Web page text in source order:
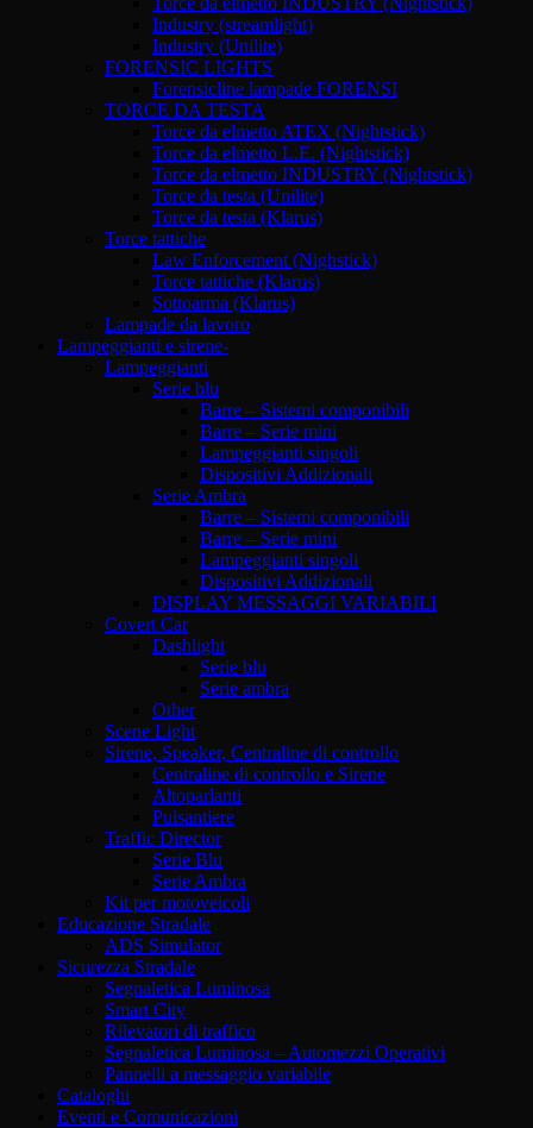
Industry (streamlight)
Industry (Unilite)
FORENSIC LIGHTS
Forensicline lampade FORENSI
TORCE DA TESTA
Torce da elmetto ATEX (Nightstick)
Torce da elmetto L.E. (Nightstick)
Torce da elmetto INDUSTRY (Nightstick)
Torce da testa (Unilite)
Torce da testa (Klarus)
Torce tattiche
Law Enforcement (Nighstick)
Torce tattiche (Klarus)
Sottoarma (Klarus)
Lampade da lavoro
Lampeggianti e sirene-
Lampeggianti
Serie blu
Barre – Sistemi componibili
Barre – Serie mini
Lampeggianti singoli
Dispositivi Addizionali
Serie Ambra
Barre – Sistemi componibili
Barre – Serie mini
Lampeggianti singoli
Dispositivi Addizionali
DISPLAY MESSAGGI VARIABILI
Covert Car
Dashlight
Serie blu
Serie ambra
Other
Scene Light
Sirene, Speaker, Centraline di controllo
Centraline di controllo e Sirene
Altoparlanti
Pulsantiere
Traffic Director
Serie Blu
Serie Ambra
Kit per motoveicoli
Educazione Stradale
ADS Simulator
Sicurezza Stradale
Segnaletica Luminosa
Smart City
Rilevatori di traffico
Segnaletica Luminosa – Automezzi Operativi
Pannelli a messaggio variabile
Cataloghi
Eventi e Comunicazioni